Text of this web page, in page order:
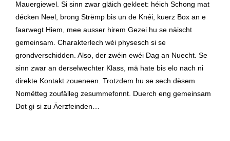
Mauergiewel. Si sinn zwar gläich gekleet: héich Schong mat
décken Neel, brong Strëmp bis un de Knéi, kuerz Box an e
faarwegt Hiem, mee ausser hirem Gezei hu se näischt
gemeinsam. Charakterlech wéi physesch si se
grondverschidden. Also, der zwéin ewéi Dag an Nuecht. Se
sinn zwar an derselwechter Klass, mä hate bis elo nach ni
direkte Kontakt zoueneen. Trotzdem hu se sech dësem
Nomëtteg zoufälleg zesummefonnt. Duerch eng gemeinsam
Dot gi si zu Äerzfeinden…